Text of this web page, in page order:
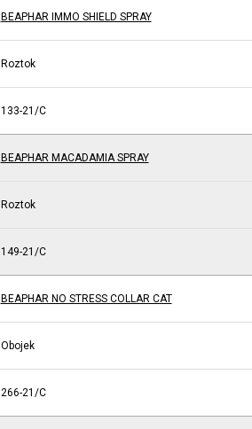
BEAPHAR IMMO SHIELD SPRAY
Roztok
133-21/C
BEAPHAR MACADAMIA SPRAY
Roztok
149-21/C
BEAPHAR NO STRESS COLLAR CAT
Obojek
266-21/C